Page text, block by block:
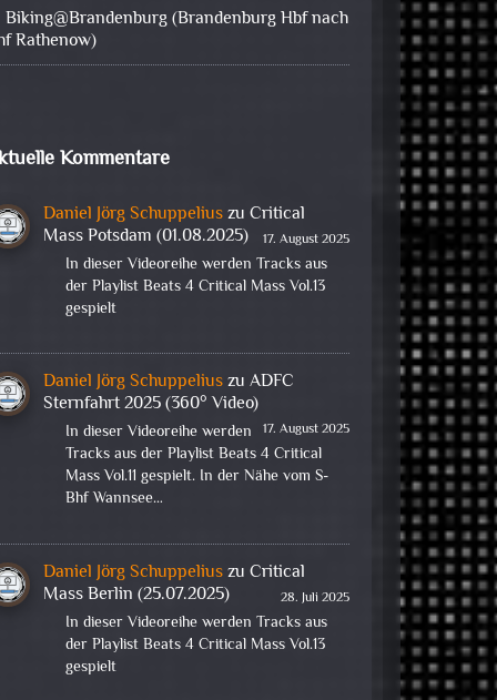
Biking@Brandenburg (Brandenburg Hbf nach
Rathenow)
Kommentare
Daniel Jörg SchuppeliuszuCritical
Mass Potsdam (01.08.2025)
17. August 2025
In dieser Videoreihe werden Tracks aus
der Playlist Beats 4 Critical Mass Vol.13
gespielt
Daniel Jörg SchuppeliuszuADFC
Sternfahrt 2025 (360° Video)
17. August 2025
In dieser Videoreihe werden
Tracks aus der Playlist Beats 4 Critical
Mass Vol.11 gespielt. In der Nähe vom S-
Bhf Wannsee…
Daniel Jörg SchuppeliuszuCritical
Mass Berlin (25.07.2025)
28. Juli 2025
In dieser Videoreihe werden Tracks aus
der Playlist Beats 4 Critical Mass Vol.13
gespielt